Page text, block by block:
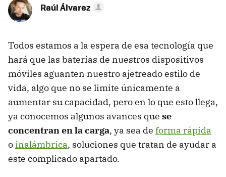
Raúl Álvarez
Todos estamos a la espera de esa tecnología que
hará que las baterías de nuestros dispositivos
móviles aguanten nuestro ajetreado estilo de
vida, algo que no se limite únicamente a
aumentar su capacidad, pero en lo que esto llega,
ya conocemos algunos avances que se
concentran en la carga, ya sea de forma rápida
oinalámbrica, soluciones que tratan de ayudar a
este complicado apartado.